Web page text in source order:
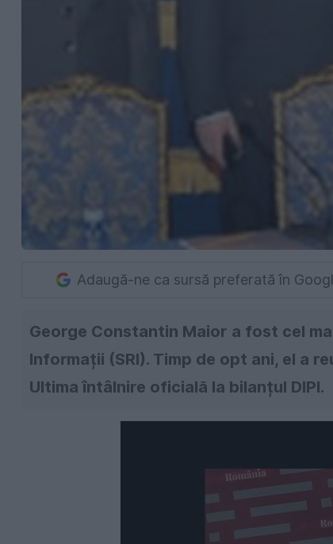
Adaugă-ne ca sursă preferată în
George Constantin Maior a fost cel
Informații (SRI). Timp de opt ani, el a
Ultima întâlnire oficială la bilanțul DIPI.